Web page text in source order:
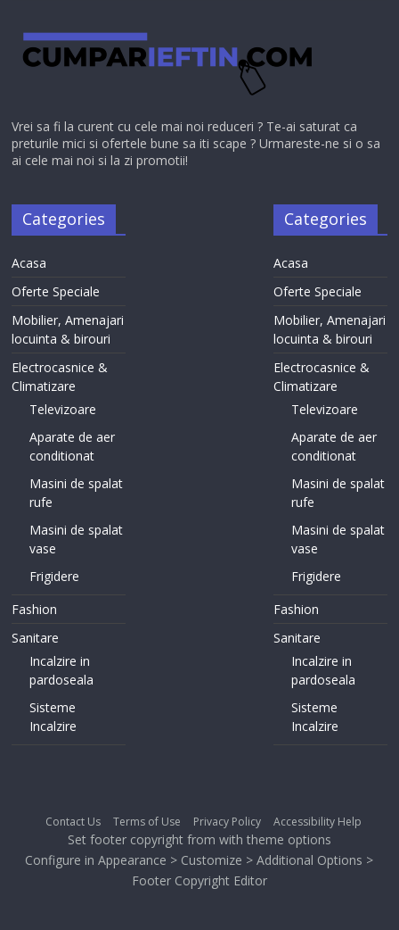
Vrei sa fi la curent cu cele mai noi reduceri ? Te-ai saturat ca
preturile mici si ofertele bune sa iti scape ? Urmareste-ne si o sa
ai cele mai noi si la zi promotii!
Categories
Acasa
Oferte Speciale
Mobilier, Amenajari
locuinta & birouri
Electrocasnice &
Climatizare
Televizoare
Aparate de aer
conditionat
Masini de spalat
rufe
Masini de spalat
vase
Frigidere
Fashion
Sanitare
Incalzire in
pardoseala
Sisteme
Incalzire
Categories
Acasa
Oferte Speciale
Mobilier, Amenajari
locuinta & birouri
Electrocasnice &
Climatizare
Televizoare
Aparate de aer
conditionat
Masini de spalat
rufe
Masini de spalat
vase
Frigidere
Fashion
Sanitare
Incalzire in
pardoseala
Sisteme
Incalzire
Contact Us Terms of Use Privacy Policy Accessibility Help
Set footer copyright from with theme options
Configure in Appearance > Customize > Additional Options >
Footer Copyright Editor